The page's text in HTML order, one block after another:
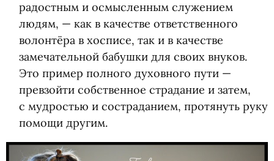
радостным и осмысленным служением
людям, — как в качестве ответственного
волонтёра в хосписе, так и в качестве
замечательной бабушки для своих внуков.
Это пример полного духовного пути —
превзойти собственное страдание и затем,
с мудростью и состраданием, протянуть руку
помощи другим.